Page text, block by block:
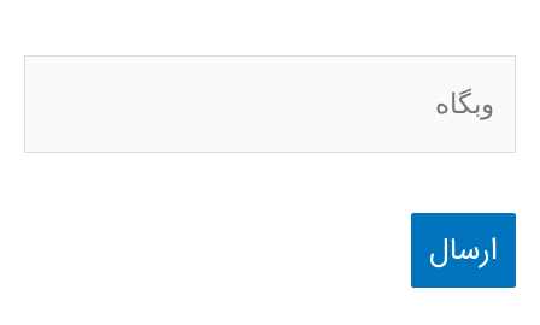
وبگاه